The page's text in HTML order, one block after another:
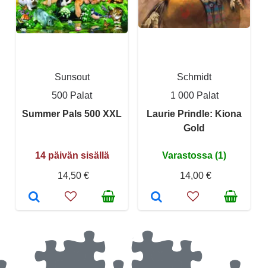
Sunsout
500 Palat
Summer Pals 500 XXL
14 päivän sisällä
14,50 €
Schmidt
1 000 Palat
Laurie Prindle: Kiona
Gold
Varastossa (1)
14,00 €